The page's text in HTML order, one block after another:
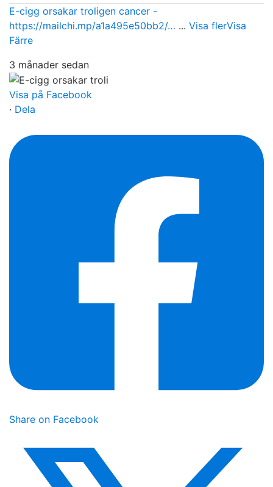
E-cigg orsakar troligen cancer -
https://mailchi.mp/a1a495e50bb2/… ... Visa flerVisa
Färre
3 månader sedan
Visa på Facebook
· Dela
Share on Facebook